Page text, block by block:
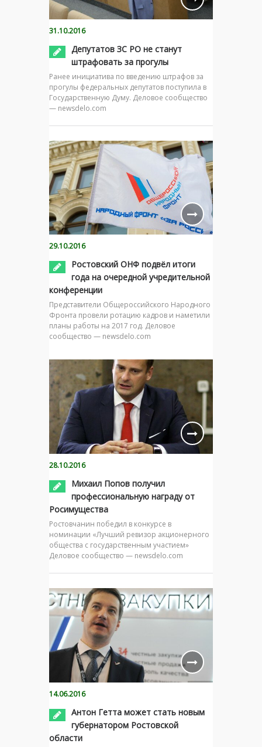
31.10.2016
Депутатов ЗС РО не станут
штрафовать за прогулы
Ранее инициатива по введению штрафов за
прогулы федеральных депутатов поступила в
Государственную Думу. Деловое сообщество
— newsdelo.com
29.10.2016
Ростовский ОНФ подвёл итоги
года на очередной учредительной
конференции
Представители Общероссийского Народного
Фронта провели ротацию кадров и наметили
планы работы на 2017 год. Деловое
сообщество — newsdelo.com
28.10.2016
Михаил Попов получил
профессиональную награду от
Росимущества
Ростовчанин победил в конкурсе в
номинации «Лучший ревизор акционерного
общества с государственным участием»
Деловое сообщество — newsdelo.com
14.06.2016
Антон Гетта может стать новым
губернатором Ростовской
области